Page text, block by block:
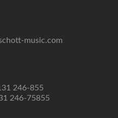
music.com
246-855
246-75855